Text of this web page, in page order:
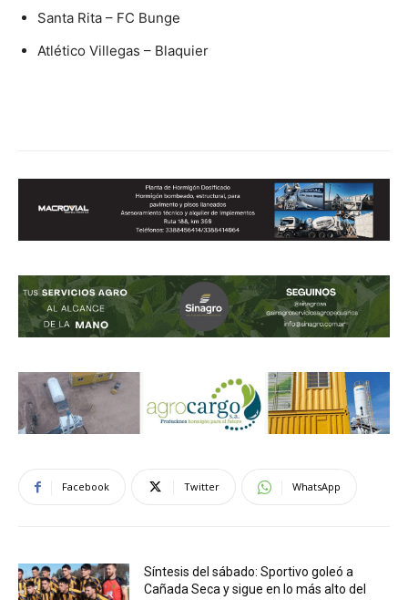
Santa Rita – FC Bunge
Atlético Villegas – Blaquier
Facebook Twitter WhatsApp
Síntesis del sábado: Sportivo goleó a
Cañada Seca y sigue en lo más alto del